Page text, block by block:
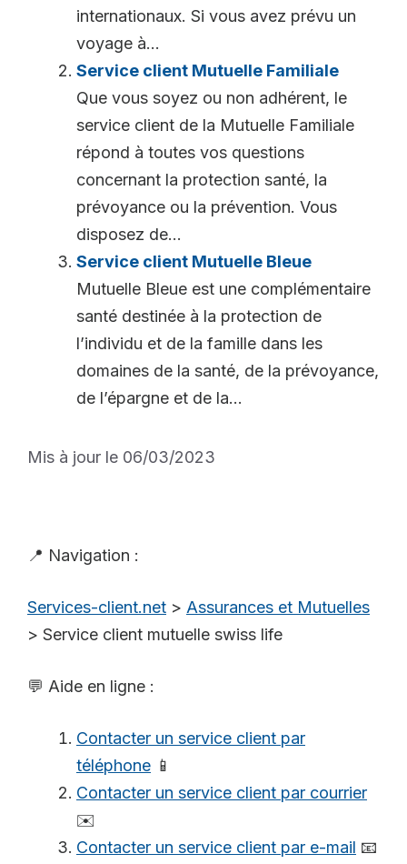
internationaux. Si vous avez prévu un
voyage à...
Service client Mutuelle Familiale
Que vous soyez ou non adhérent, le
service client de la Mutuelle Familiale
répond à toutes vos questions
concernant la protection santé, la
prévoyance ou la prévention. Vous
disposez de...
Service client Mutuelle Bleue
Mutuelle Bleue est une complémentaire
santé destinée à la protection de
l’individu et de la famille dans les
domaines de la santé, de la prévoyance,
de l’épargne et de la...
Mis à jour le 06/03/2023
📍 Navigation :
Services-client.net > Assurances et Mutuelles
> Service client mutuelle swiss life
💬 Aide en ligne :
Contacter un service client par
téléphone 📱
Contacter un service client par courrier
✉️
Contacter un service client par e-mail 📧